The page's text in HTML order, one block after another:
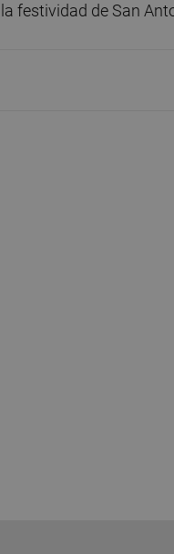
festividad de San